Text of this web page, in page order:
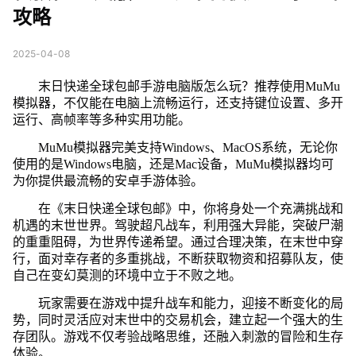
攻略
2025-04-08
末日快递全球包邮手游电脑版怎么玩？推荐使用MuMu
模拟器，不仅能在电脑上流畅运行，还支持键位设置、多开
运行、高帧率等多种实用功能。
MuMu模拟器完美支持Windows、MacOS系统，无论你
使用的是Windows电脑，还是Mac设备，MuMu模拟器均可
为你提供最流畅的安卓手游体验。
在《末日快递全球包邮》中，你将身处一个充满挑战和
机遇的末世世界。驾驶超凡战车，利用强大异能，突破尸潮
的重重阻碍，为世界传递希望。通过合理决策，在末世中穿
行，面对幸存者的多重挑战，不断获取物资和招募队友，使
自己在变幻莫测的环境中立于不败之地。
玩家需要在游戏中提升战车和能力，迎接不断变化的局
势，同时灵活应对末世中的交易机会，建立起一个强大的生
存团队。游戏不仅考验战略思维，还融入刺激的冒险和生存
体验。